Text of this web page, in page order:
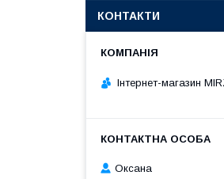
КОНТАКТИ
Інтернет-магазин
Оксана